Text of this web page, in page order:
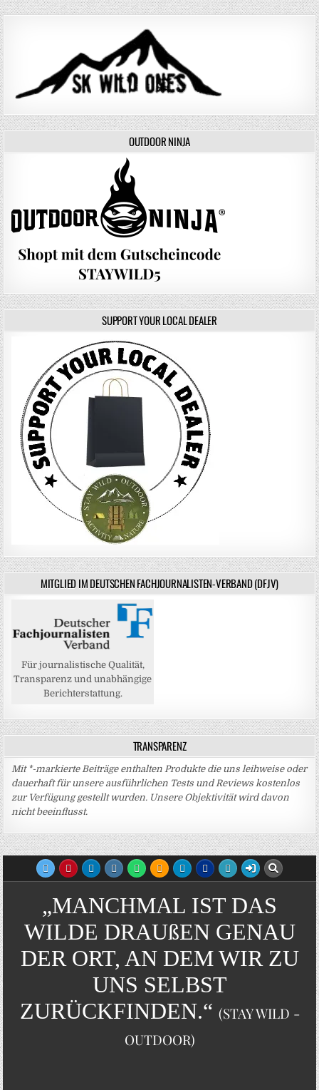
OUTDOOR NINJA
SUPPORT YOUR LOCAL DEALER
MITGLIED IM DEUTSCHEN FACHJOURNALISTEN-VERBAND (DFJV)
Für journalistische Qualität,
Transparenz und unabhängige
Berichterstattung.
TRANSPARENZ
Mit *-markierte Beiträge enthalten Produkte die uns leihweise oder
dauerhaft für unsere ausführlichen Tests und Reviews kostenlos
zur Verfügung gestellt wurden. Unsere Objektivität wird davon
nicht beeinflusst.
„MANCHMAL IST DAS
WILDE DRAUßEN GENAU
DER ORT, AN DEM WIR ZU
UNS SELBST
ZURÜCKFINDEN.“ (STAY WILD -
OUTDOOR)